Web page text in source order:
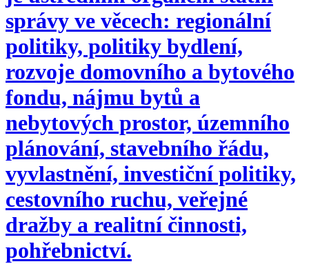
správy ve věcech: regionální
politiky, politiky bydlení,
rozvoje domovního a bytového
fondu, nájmu bytů a
nebytových prostor, územního
plánování, stavebního řádu,
vyvlastnění, investiční politiky,
cestovního ruchu, veřejné
dražby a realitní činnosti,
pohřebnictví.